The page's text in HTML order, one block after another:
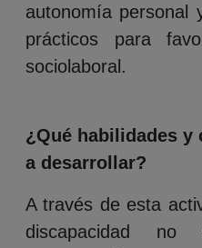
autonomía personal
prácticos para
sociolaboral.
¿Qué habilidades y
a desarrollar?
A través de esta
discapacidad